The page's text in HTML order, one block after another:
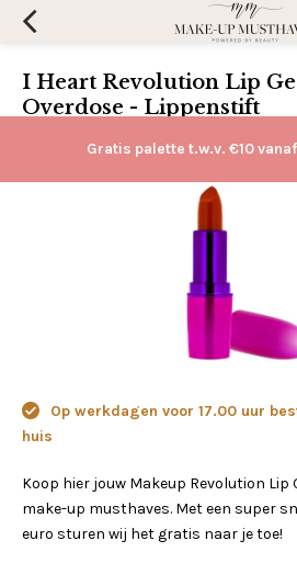
Gratis palette t.w.v. €10
I Heart Revolution Lip
Overdose - Lippenstift
Op werkdagen voor 17.00 uur
huis
Koop hier jouw Makeup Revolution Lip
make-up musthaves. Met een super
euro sturen wij het gratis naar je toe!